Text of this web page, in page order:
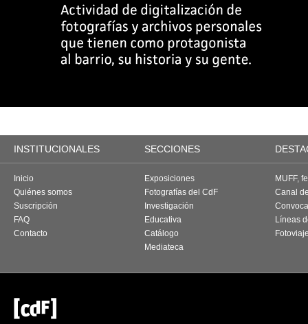
INSTITUCIONALES SECCIONES
Inicio
Quiénes somos
Suscripción
FAQ
Contacto
Exposiciones
Fotografías del CdF
Investigación
Educativa
Catálogo
Mediateca
MUFF,
Canal
Líneas